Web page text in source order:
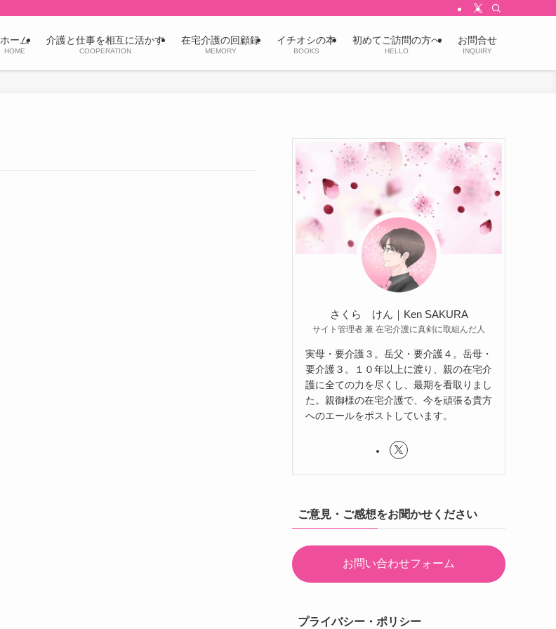
ホーム
HOME
介護と仕事を相互に活かす
COOPERATION
在宅介護の回顧録
MEMORY
イチオシの本
BOOKS
初めてご訪問の方へ
HELLO
お問合せ
INQUIRY
さくら けん｜Ken SAKURA
サイト管理者 兼 在宅介護に真剣に取組んだ人
実母・要介護３。岳父・要介護４。岳母・
要介護３。１０年以上に渡り、親の在宅介
護に全ての力を尽くし、最期を看取りまし
た。親御様の在宅介護で、今を頑張る貴方
へのエールをポストしています。
ご意見・ご感想をお聞かせください
お問い合わせフォーム
プライバシー・ポリシー